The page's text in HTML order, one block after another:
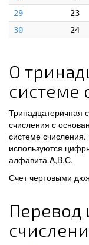
29
23
30
24
О
системе
Тринадцатеричная
счисления с
системе
используются
алфавита A,B,С.
Счет чертовыми
Перевод